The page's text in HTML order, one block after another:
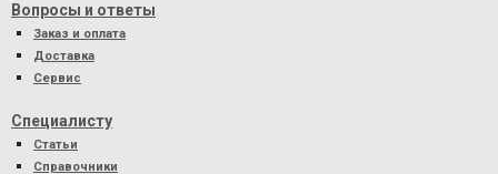
Вопросы и ответы
Заказ и оплата
Доставка
Сервис
Специалисту
Статьи
Справочники